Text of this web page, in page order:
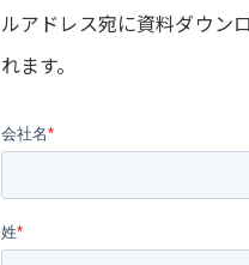
ルアドレス宛に資料ダウン
れます。